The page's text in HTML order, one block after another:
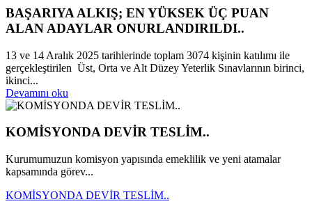
BAŞARIYA ALKIŞ; EN YÜKSEK ÜÇ PUAN
ALAN ADAYLAR ONURLANDIRILDI..
13 ve 14 Aralık 2025 tarihlerinde toplam 3074 kişinin katılımı ile
gerçekleştirilen Üst, Orta ve Alt Düzey Yeterlik Sınavlarının birinci,
ikinci...
Devamını oku
KOMİSYONDA DEVİR TESLİM..
Kurumumuzun komisyon yapısında emeklilik ve yeni atamalar
kapsamında görev...
KOMİSYONDA DEVİR TESLİM..